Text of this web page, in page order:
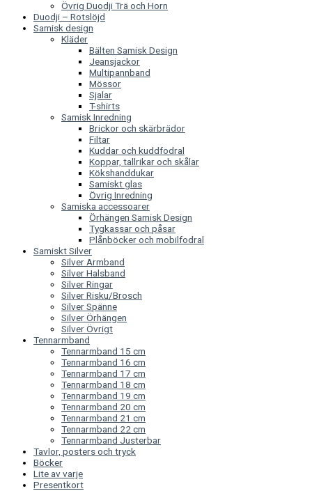
Övrig Duodji Trä och Horn
Duodji – Rotslöjd
Samisk design
Kläder
Bälten Samisk Design
Jeansjackor
Multipannband
Mössor
Sjalar
T-shirts
Samisk Inredning
Brickor och skärbrädor
Filtar
Kuddar och kuddfodral
Koppar, tallrikar och skålar
Kökshanddukar
Samiskt glas
Övrig Inredning
Samiska accessoarer
Örhängen Samisk Design
Tygkassar och påsar
Plånböcker och mobilfodral
Samiskt Silver
Silver Armband
Silver Halsband
Silver Ringar
Silver Risku/Brosch
Silver Spänne
Silver Örhängen
Silver Övrigt
Tennarmband
Tennarmband 15 cm
Tennarmband 16 cm
Tennarmband 17 cm
Tennarmband 18 cm
Tennarmband 19 cm
Tennarmband 20 cm
Tennarmband 21 cm
Tennarmband 22 cm
Tennarmband Justerbar
Tavlor, posters och tryck
Böcker
Lite av varje
Presentkort